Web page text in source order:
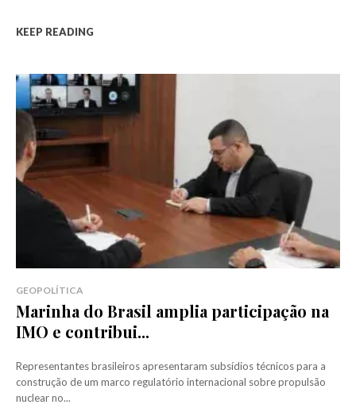
KEEP READING
GEOPOLÍTICA
Marinha do Brasil amplia participação na
IMO e contribui...
Representantes brasileiros apresentaram subsídios técnicos para a
construção de um marco regulatório internacional sobre propulsão
nuclear no...